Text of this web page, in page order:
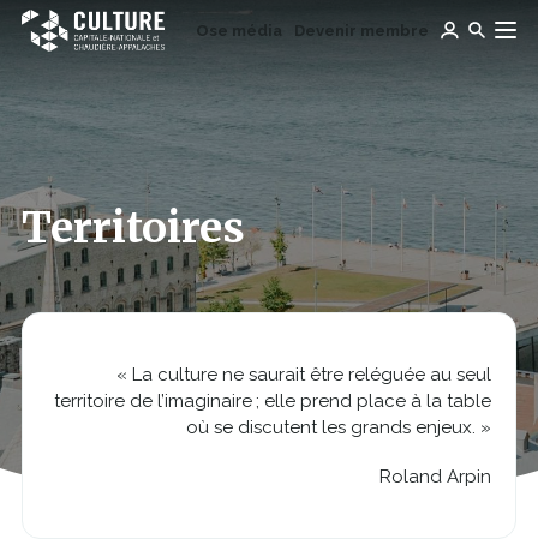
Aller au contenu
Culture
et
Chaudière-
Appalaches
Ose média Ce
une
nouvelle
fenêtre
Devenir membre
Territoires
« La culture ne saurait être reléguée au seul
territoire de l’imaginaire ; elle prend place à la table
où se discutent les grands enjeux. »
Roland Arpin